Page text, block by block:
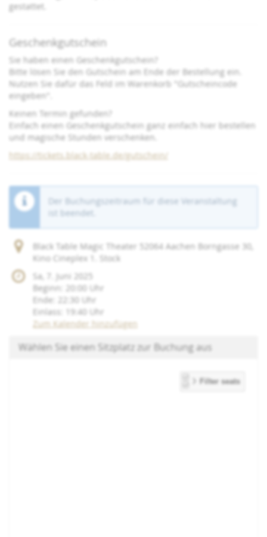
gestattet.
Geschenkgutschein
Sie haben einen Geschenkgutschein?
Bitte lösen Sie den Gutschein am Ende der Bestellung ein.
Nutzen Sie dafür das Feld im Warenkorb "Gutscheincode
eingeben".
Keinen Termin gefunden?
Einfach einen Geschenkgutschein ganz einfach hier bestellen
und magische Stunden verschenken.
https://tickets.black-table.de/gutschein/
Der Buchungszeitraum für diese Veranstaltung
ist beendet.
Black Table Magic Theater 52064 Aachen Borngasse 30,
Kino Cineplex 1. Stock
Sa, 7. Juni 2025
Beginn:
20:00
Uhr
Ende:
22:30
Uhr
Einlass:
19:40
Uhr
Zum Kalender hinzufügen
Wählen Sie einen Sitzplatz zur Buchung aus